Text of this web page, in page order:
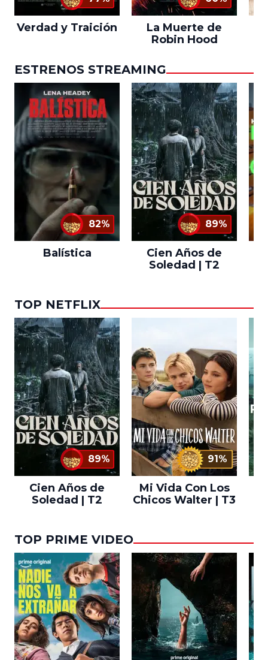
Verdad y Traición
La Muerte de
Robin Hood
ESTRENOS STREAMING
82%
Balística
89%
Cien Años de
Soledad | T2
TOP NETFLIX
89%
Cien Años de
Soledad | T2
91%
Mi Vida Con Los
Chicos Walter | T3
TOP PRIME VIDEO